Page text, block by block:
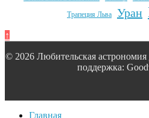
Трапеция Льва
Уран
↑
© 2026 Любительская
поддержка:
Главная